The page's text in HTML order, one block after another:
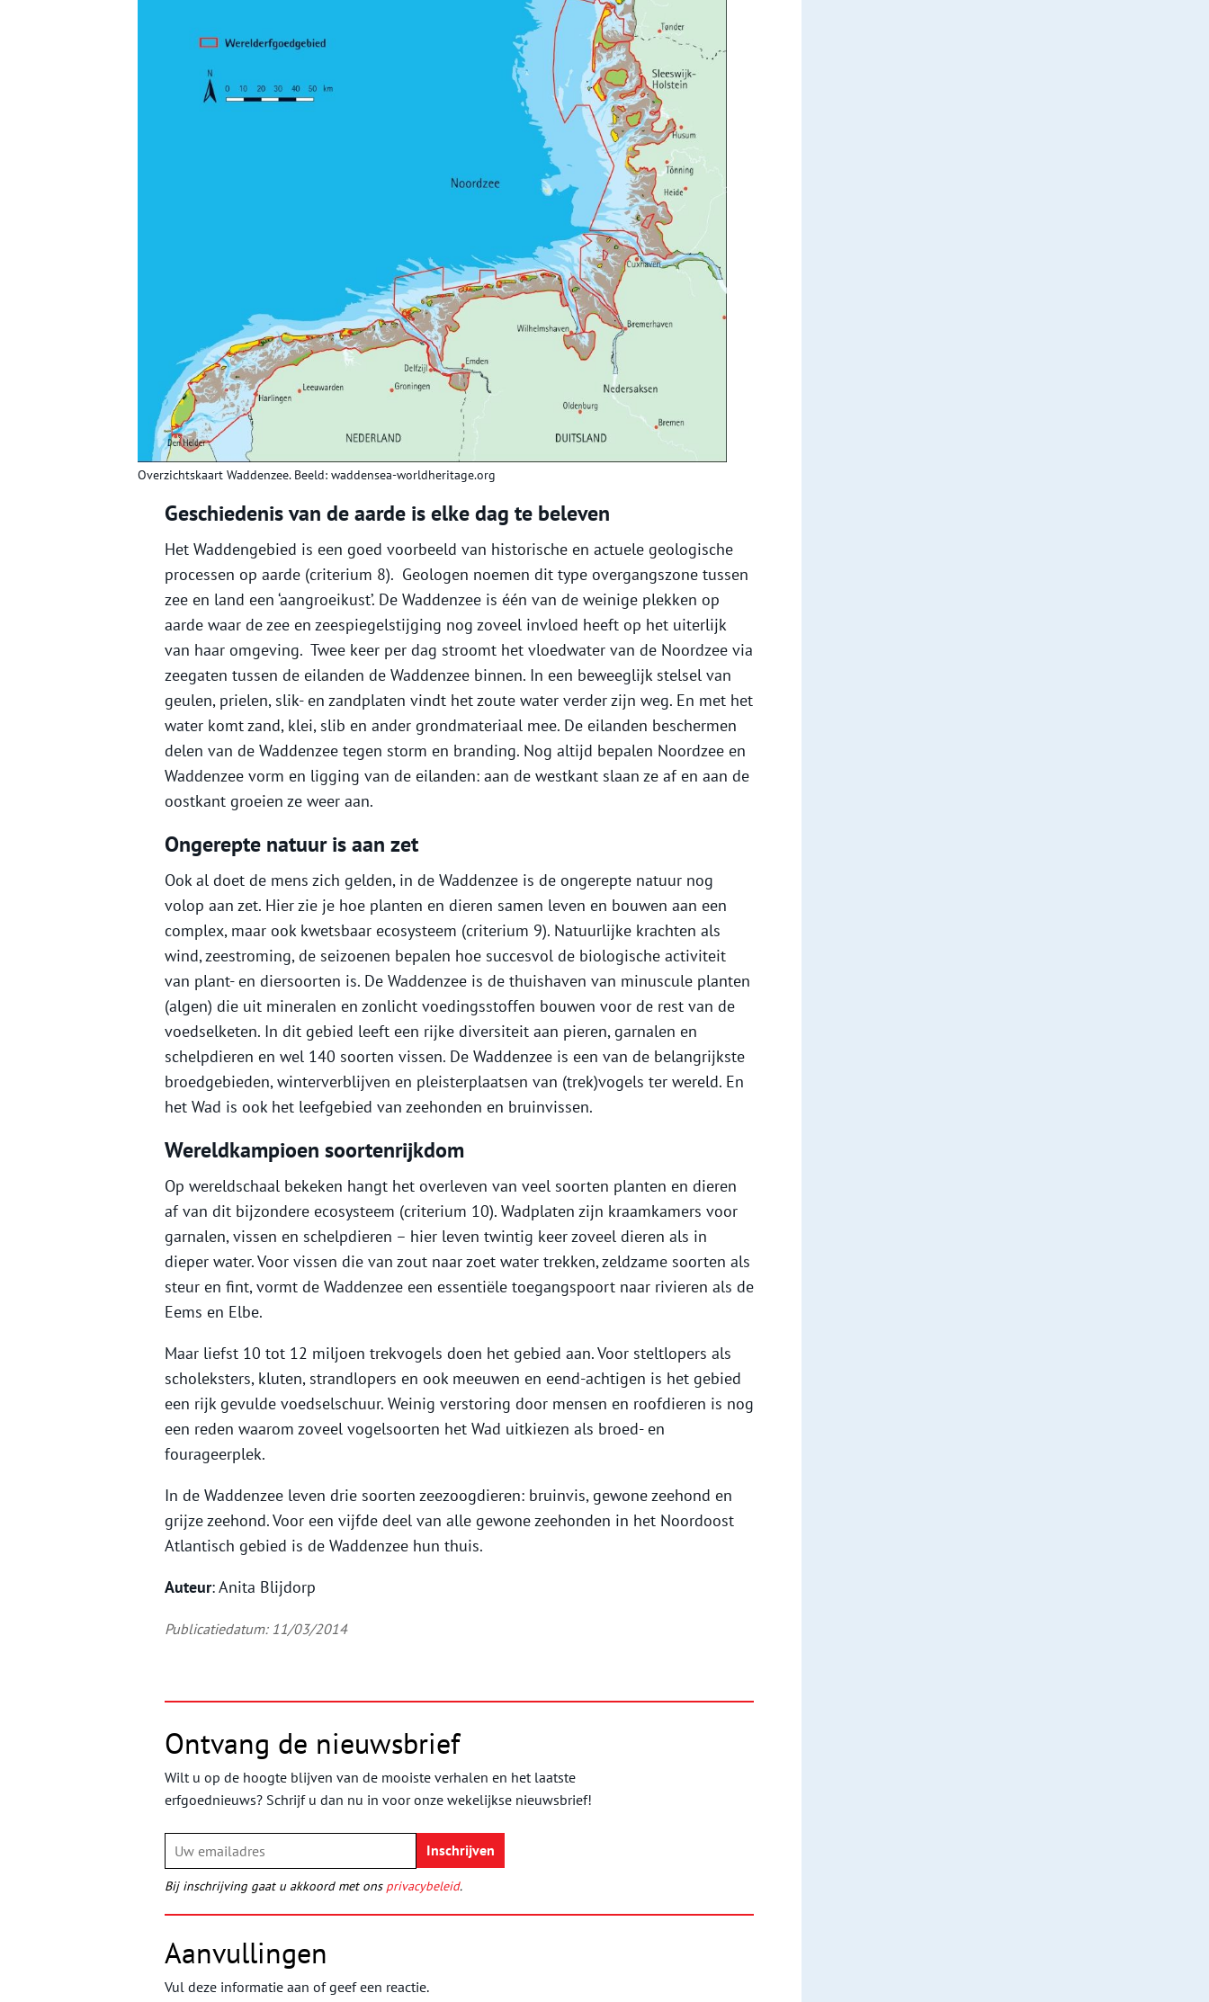
Overzichtskaart Waddenzee. Beeld: waddensea-worldheritage.org
Geschiedenis van de aarde is elke dag te beleven
Het Waddengebied is een goed voorbeeld van historische en actuele geologische
processen op aarde (criterium 8). Geologen noemen dit type overgangszone tussen
zee en land een ‘aangroeikust’. De Waddenzee is één van de weinige plekken op
aarde waar de zee en zeespiegelstijging nog zoveel invloed heeft op het uiterlijk
van haar omgeving. Twee keer per dag stroomt het vloedwater van de Noordzee via
zeegaten tussen de eilanden de Waddenzee binnen. In een beweeglijk stelsel van
geulen, prielen, slik- en zandplaten vindt het zoute water verder zijn weg. En met het
water komt zand, klei, slib en ander grondmateriaal mee. De eilanden beschermen
delen van de Waddenzee tegen storm en branding. Nog altijd bepalen Noordzee en
Waddenzee vorm en ligging van de eilanden: aan de westkant slaan ze af en aan de
oostkant groeien ze weer aan.
Ongerepte natuur is aan zet
Ook al doet de mens zich gelden, in de Waddenzee is de ongerepte natuur nog
volop aan zet. Hier zie je hoe planten en dieren samen leven en bouwen aan een
complex, maar ook kwetsbaar ecosysteem (criterium 9). Natuurlijke krachten als
wind, zeestroming, de seizoenen bepalen hoe succesvol de biologische activiteit
van plant- en diersoorten is. De Waddenzee is de thuishaven van minuscule planten
(algen) die uit mineralen en zonlicht voedingsstoffen bouwen voor de rest van de
voedselketen. In dit gebied leeft een rijke diversiteit aan pieren, garnalen en
schelpdieren en wel 140 soorten vissen. De Waddenzee is een van de belangrijkste
broedgebieden, winterverblijven en pleisterplaatsen van (trek)vogels ter wereld. En
het Wad is ook het leefgebied van zeehonden en bruinvissen.
Wereldkampioen soortenrijkdom
Op wereldschaal bekeken hangt het overleven van veel soorten planten en dieren
af van dit bijzondere ecosysteem (criterium 10). Wadplaten zijn kraamkamers voor
garnalen, vissen en schelpdieren – hier leven twintig keer zoveel dieren als in
dieper water. Voor vissen die van zout naar zoet water trekken, zeldzame soorten als
steur en fint, vormt de Waddenzee een essentiële toegangspoort naar rivieren als de
Eems en Elbe.
Maar liefst 10 tot 12 miljoen trekvogels doen het gebied aan. Voor steltlopers als
scholeksters, kluten, strandlopers en ook meeuwen en eend-achtigen is het gebied
een rijk gevulde voedselschuur. Weinig verstoring door mensen en roofdieren is nog
een reden waarom zoveel vogelsoorten het Wad uitkiezen als broed- en
fourageerplek.
In de Waddenzee leven drie soorten zeezoogdieren: bruinvis, gewone zeehond en
grijze zeehond. Voor een vijfde deel van alle gewone zeehonden in het Noordoost
Atlantisch gebied is de Waddenzee hun thuis.
Auteur: Anita Blijdorp
Publicatiedatum: 11/03/2014
Ontvang de nieuwsbrief
Wilt u op de hoogte blijven van de mooiste verhalen en het laatste
erfgoednieuws? Schrijf u dan nu in voor onze wekelijkse nieuwsbrief!
Bij inschrijving gaat u akkoord met ons privacybeleid.
Aanvullingen
Vul deze informatie aan of geef een reactie.